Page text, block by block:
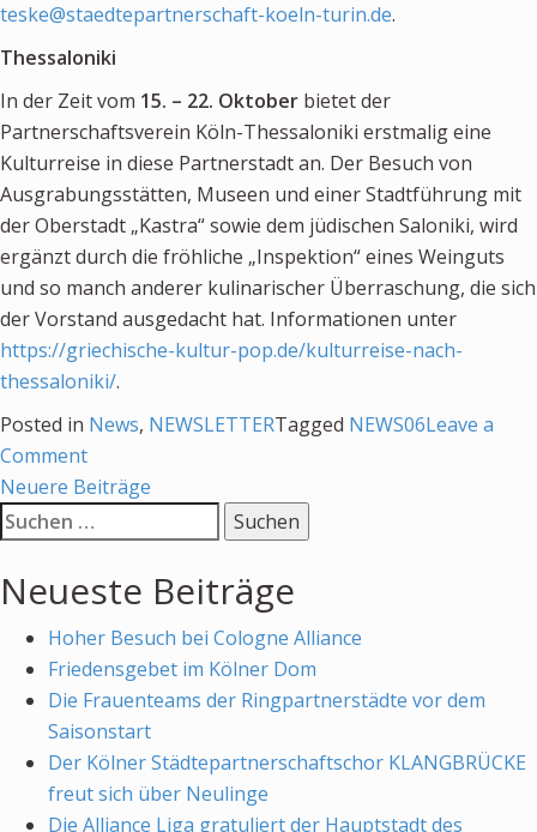
teske@staedtepartnerschaft-koeln-turin.de.
Thessaloniki
In der Zeit vom 15. – 22. Oktober bietet der
Partnerschaftsverein Köln-Thessaloniki erstmalig eine
Kulturreise in diese Partnerstadt an. Der Besuch von
Ausgrabungsstätten, Museen und einer Stadtführung mit
der Oberstadt „Kastra“ sowie dem jüdischen Saloniki, wird
ergänzt durch die fröhliche „Inspektion“ eines Weinguts
und so manch anderer kulinarischer Überraschung, die sich
der Vorstand ausgedacht hat. Informationen unter
https://griechische-kultur-pop.de/kulturreise-nach-
thessaloniki/.
Posted in News, NEWSLETTERTagged NEWS06Leave a
Commenton
Einladung
Reisen
Neuere Beiträge
Suchen
nach:
Neueste Beiträge
Hoher Besuch bei Cologne Alliance
Friedensgebet im Kölner Dom
Die Frauenteams der Ringpartnerstädte vor dem
Saisonstart
Der Kölner Städtepartnerschaftschor KLANGBRÜCKE
freut sich über Neulinge
Die Alliance Liga gratuliert der Hauptstadt des